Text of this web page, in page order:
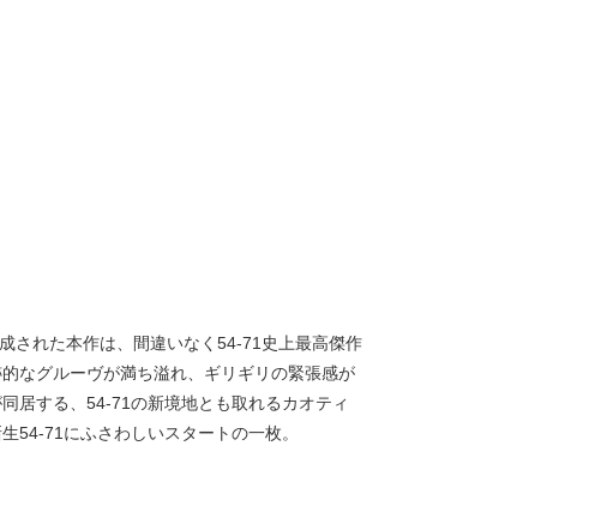
された本作は、間違いなく54-71史上最高傑作
なグルーヴが満ち溢れ、ギリギリの緊張感が
居する、54-71の新境地とも取れるカオティ
54-71にふさわしいスタートの一枚。